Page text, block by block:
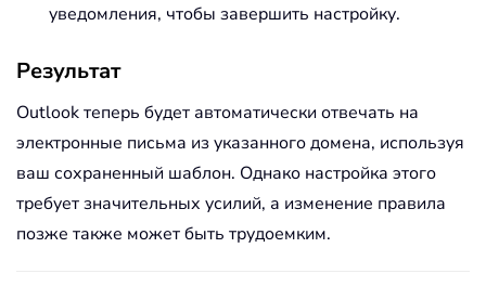
уведомления, чтобы завершить настройку.
Результат
Outlook теперь будет автоматически отвечать на
электронные письма из указанного домена, используя
ваш сохраненный шаблон. Однако настройка этого
требует значительных усилий, а изменение правила
позже также может быть трудоемким.